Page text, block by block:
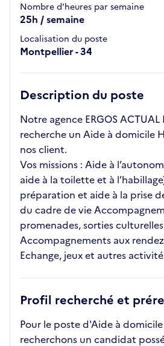
Nombre d'heures par semaine
25h / semaine
Localisation du poste
Montpellier - 34
Description du poste
Notre agence ERGOS ACTUAL
recherche un Aide à domicile
nos client.
Vos missions : Aide à
aide à la toilette et à
préparation et aide à la prise
du cadre de vie
promenades, sorties culturelles
Accompagnements aux
Echange, jeux et autres
Profil recherché et
Pour le poste d'Aide à
recherchons un candidat